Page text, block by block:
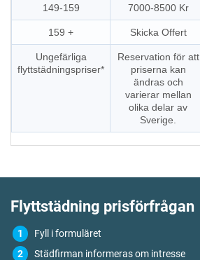
149-159 7000-8500 Kr
159 + Skicka Offert
Ungefärliga
flyttstädningspriser*
Reservation för att
priserna kan
ändras och
varierar mellan
olika delar av
Sverige.
Flyttstädning prisförfrågan
Fyll i formuläret
Städfirman informeras om intresse